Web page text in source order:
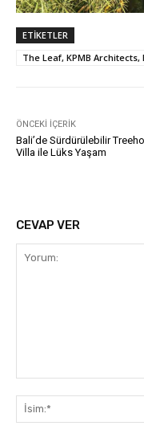
ETIKETLER
The Leaf, KPMB
ÖNCEKI İÇERIK
Bali’de Sürdürülebilir
Villa ile Lüks Yaşam
CEVAP VER